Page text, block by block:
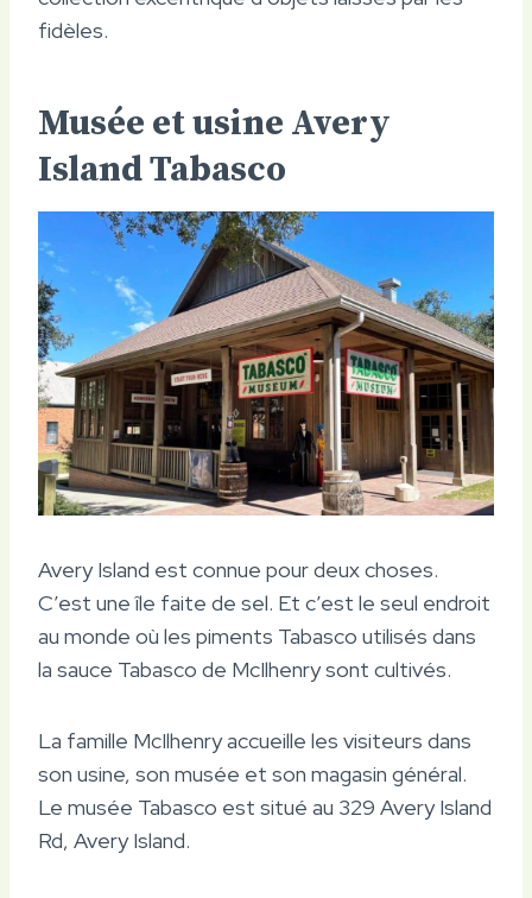
fidèles.
Musée et usine Avery
Island Tabasco
Avery Island est connue pour deux choses.
C’est une île faite de sel. Et c’est le seul endroit
au monde où les piments Tabasco utilisés dans
la sauce Tabasco de McIlhenry sont cultivés.
La famille McIlhenry accueille les visiteurs dans
son usine, son musée et son magasin général.
Le musée Tabasco est situé au 329 Avery Island
Rd, Avery Island.